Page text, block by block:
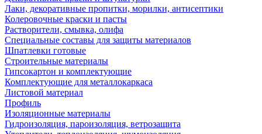
Лаки, декоративные пропитки, морилки, антисептики
Колеровочные краски и пасты
Растворители, смывка, олифа
Специальные составы для защиты материалов
Шпатлевки готовые
Строительные материалы
Гипсокартон и комплектующие
Комплектующие для металлокаркаса
Листовой материал
Профиль
Изоляционные материалы
Гидроизоляция, пароизоляция, ветрозащита